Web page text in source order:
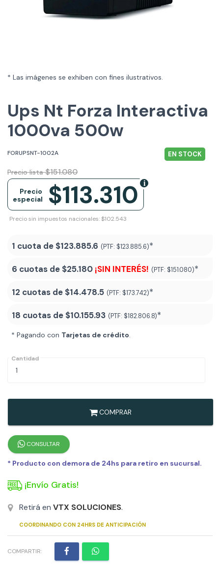
* Las imágenes se exhiben con fines ilustrativos.
Ups Nt Forza Interactiva
1000va 500w
FORUPSNT-1002A EN STOCK
Precio lista $151.080
$113.310
Precio
especial
Precio sin impuestos nacionales: $102.543
1 cuota de $123.885.6 (PTF: $123.885.6)*
6 cuotas de $25.180 ¡SIN INTERÉS! (PTF: $151.080)*
12 cuotas de $14.478.5 (PTF: $173.742)*
18 cuotas de $10.155.93 (PTF: $182.806.8)*
* Pagando con Tarjetas de crédito.
Cantidad
COMPRAR
CONSULTAR
* Producto con demora de 24hs para retiro en sucursal.
¡Envío Gratis!
Retirá en VTX SOLUCIONES.
COORDINANDO CON 24HRS DE ANTICIPACIÓN
COMPARTIR: